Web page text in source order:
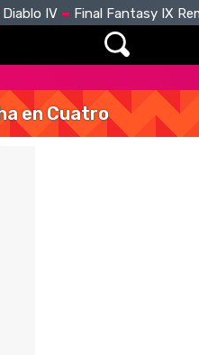
Diablo IV Final Fantasy IX
en Cuatro